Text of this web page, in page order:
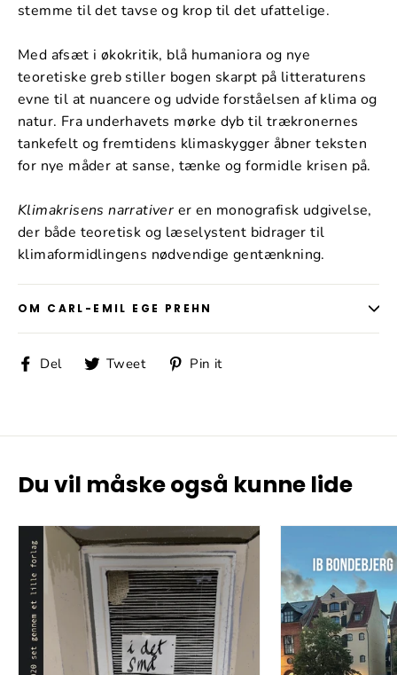
stemme til det tavse og krop til det ufattelige.
Med afsæt i økokritik, blå humaniora og nye
teoretiske greb stiller bogen skarpt på litteraturens
evne til at nuancere og udvide forståelsen af klima og
natur. Fra underhavets mørke dyb til trækronernes
tankefelt og fremtidens klimaskygger åbner teksten
for nye måder at sanse, tænke og formidle krisen på.
Klimakrisens narrativer er en monografisk udgivelse,
der både teoretisk og læselystent bidrager til
klimaformidlingens nødvendige gentænkning.
OM CARL-EMIL EGE PREHN
Del
Del Tweet
TweetPin it
Du vil måske også kunne lide